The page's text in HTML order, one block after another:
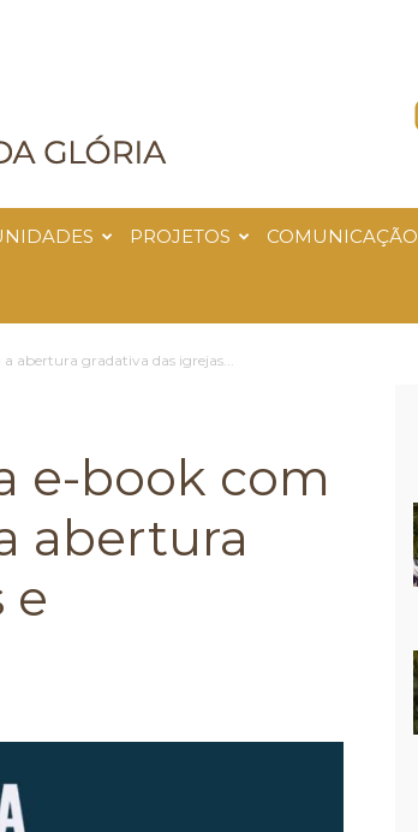
PROJETOS COMUNICAÇÃO
abertura gradativa das igrejas...
e-book com
abertura
e